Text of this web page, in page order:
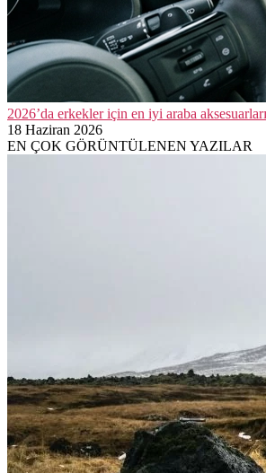
2026’da erkekler için en iyi araba
18 Haziran 2026
EN ÇOK GÖRÜNTÜLENEN YAZILAR